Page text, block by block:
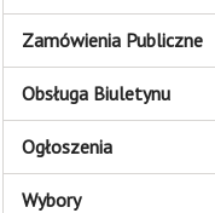
Zamówienia Publiczne
Obsługa Biuletynu
Ogłoszenia
Wybory